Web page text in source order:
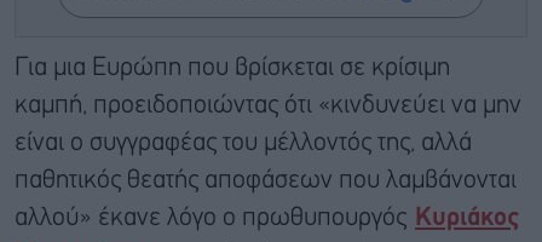
Για μια Ευρώπη που βρίσκεται σε κρίσιμη
καμπή, προειδοποιώντας ότι «κινδυνεύει να μην
είναι ο συγγραφέας του μέλλοντός της, αλλά
παθητικός θεατής αποφάσεων που λαμβάνονται
αλλού» έκανε λόγο ο πρωθυπουργός Κυριάκος